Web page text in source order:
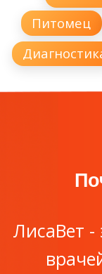
Питомец
ЛисаВет -